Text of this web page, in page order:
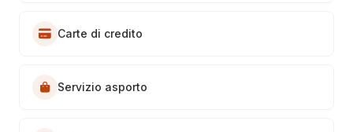
Carte di credito
Servizio asporto